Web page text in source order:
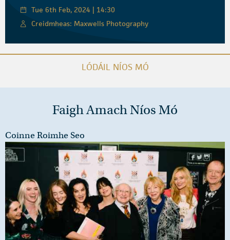
Tue 6th Feb, 2024 | 14:30
Creidmheas: Maxwells Photography
LÓDÁIL NÍOS MÓ
Faigh Amach Níos Mó
Coinne Roimhe Seo